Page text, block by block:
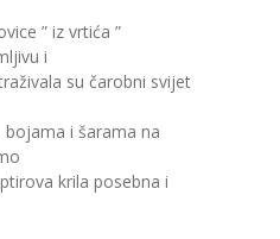
” iz vrtića ”
i
su čarobni svijet
i šarama na
krila posebna i